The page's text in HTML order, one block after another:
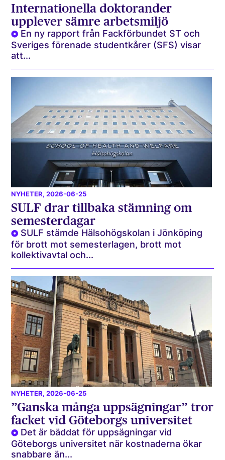
Internationella doktorander
upplever sämre arbetsmiljö
En ny rapport från Fackförbundet ST och
Sveriges förenade studentkårer (SFS) visar
att...
NYHETER, 2026-06-25
SULF drar tillbaka stämning om
semesterdagar
SULF stämde Hälsohögskolan i Jönköping
för brott mot semesterlagen, brott mot
kollektivavtal och...
NYHETER, 2026-06-25
”Ganska många uppsägningar” tror
facket vid Göteborgs universitet
Det är bäddat för uppsägningar vid
Göteborgs universitet när kostnaderna ökar
snabbare än...